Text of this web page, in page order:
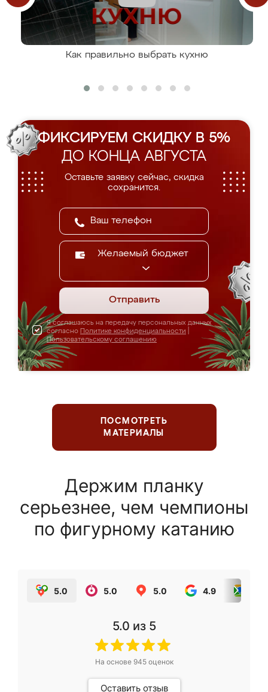
Как правильно выбрать кухню
ФИКСИРУЕМ СКИДКУ В 5%
ДО КОНЦА АВГУСТА
Оставьте заявку сейчас, скидка
сохранится.
Желаемый бюджет
Отправить
Я соглашаюсь на передачу персональных данных
согласно Политике конфиденциальности
Пользовательскому соглашению
ПОСМОТРЕТЬ
МАТЕРИАЛЫ
Держим планку
серьезнее, чем чемпионы
по фигурному катанию
5.0 5.0 5.0 4.9
5.0 из 5
На основе 945оценок
Оставить отзыв